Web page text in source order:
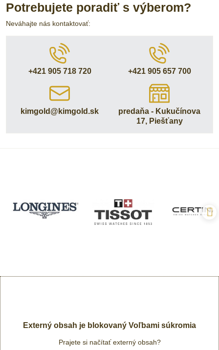
Potrebujete poradiť s výberom?
Neváhajte nás kontaktovať:
+421 905 718 720 +421 905 657 700
kimgold​@kimgold​.sk
predaňa - Kukučínova
17, Piešťany
Externý obsah je blokovaný Voľbami súkromia
Prajete si načítať externý obsah?